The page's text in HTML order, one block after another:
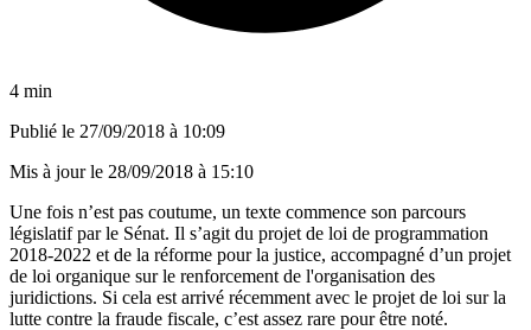
4 min
Publié le 27/09/2018 à 10:09
Mis à jour le 28/09/2018 à 15:10
Une fois n’est pas coutume, un texte commence son parcours
législatif par le Sénat. Il s’agit du projet de loi de programmation
2018-2022 et de la réforme pour la justice, accompagné d’un projet
de loi organique sur le renforcement de l'organisation des
juridictions. Si cela est arrivé récemment avec le projet de loi sur la
lutte contre la fraude fiscale, c’est assez rare pour être noté.